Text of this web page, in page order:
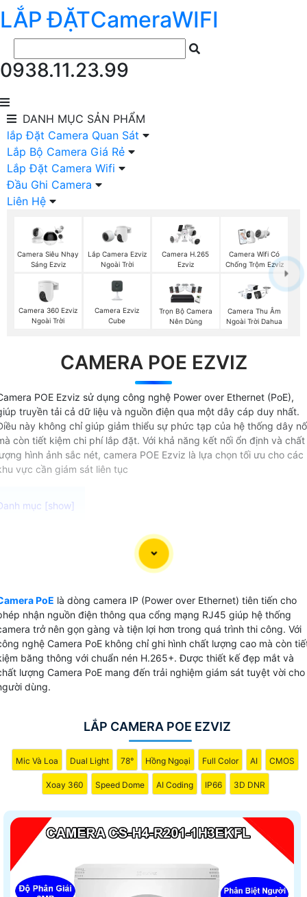
LẮP ĐẶTCameraWIFI
0938.11.23.99
DANH MỤC SẢN PHẨM
lắp Đặt Camera Quan Sát
Lắp Bộ Camera Giá Rẻ
Lắp Đặt Camera Wifi
Đầu Ghi Camera
Liên Hệ
Camera Siêu Nhạy
Sáng Ezviz
Lắp Camera Ezviz
Ngoài Trời
Camera H.265
Ezviz
Camera Wifi Có
Chống Trộm Ezviz
Camera 360 Ezviz
Ngoài Trời
Camera Ezviz
Cube
Trọn Bộ Camera
Nên Dùng
Camera Thu Âm
Ngoài Trời Dahua
CAMERA POE EZVIZ
POE Ezviz sử dụng công nghệ Power over Ethernet (PoE),
truyền tải cả dữ liệu và nguồn điện qua một dây cáp duy nhất.
này không chỉ giúp giảm thiểu sự phức tạp của hệ thống dây
còn tiết kiệm chi phí lắp đặt. Với khả năng kết nối ổn định và chất
hình ảnh sắc nét, camera POE Ezviz là lựa chọn tối ưu cho các
vực cần giám sát liên tục
camera PoE Ezviz (Power over Ethernet) là lựa chọn
tưởng cho hệ thống giám sát mạng nhờ vào khả năng
qua cáp mạng, giúp việc thi công trở nên dễ dàng
cấp nguồn riêng cho từng camera, bạn sẽ tiết kiệm
chi phí và thời gian. Đồng thời, dòng camera PoE
cũng mang đến khả năng quản lý và điều khiển hệ
mạng một cách hiệu quả hơn. Hãy lựa chọn camera
Ezviz để nâng cao hiệu suất và tiết kiệm chi phí cho hệ
giám sát của bạn.
PoE là dòng camera IP (Power over Ethernet) tiên tiến cho
nhận nguồn điện thông qua cổng mạng RJ45 giúp hệ thống
trở nên gọn gàng và tiện lợi hơn trong quá trình thi công. Với
nghệ Camera PoE không chỉ ghi hình chất lượng cao mà còn
băng thông với chuẩn nén H.265+. Được thiết kế đẹp mắt và
lượng Camera PoE mang đến trải nghiệm giám sát tuyệt vời cho
dùng.
LẮP CAMERA POE EZVIZ
Mic Và Loa Dual Light 78° Hồng Ngoại Full Color AI CMOS
Xoay 360 Speed Dome AI Coding IP66 3D DNR